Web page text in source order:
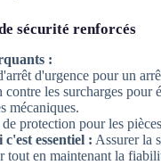
sécurité renforcés
:
d'urgence pour un
contre les surcharges pour
mécaniques.
protection pour les
essentiel : Assurer la
tout en maintenant la